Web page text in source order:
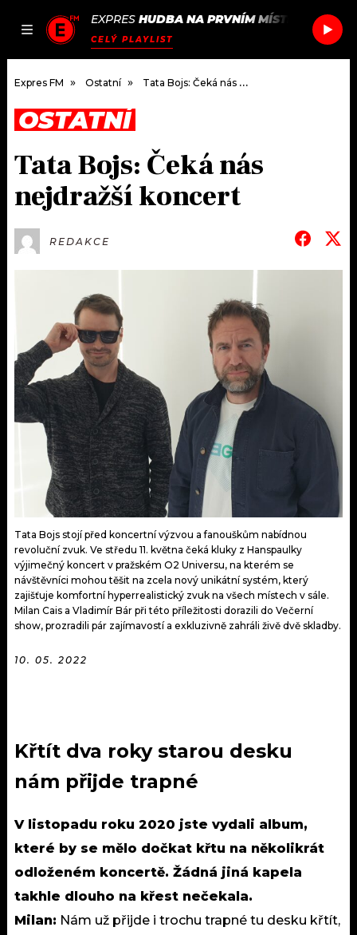
JAK
SEZNAM.CZ
EXPRES HUDBA NA PRVNÍM MÍSTĚ 7 KRAT 3
CELÝ PLAYLIST
DOMŮ
ČLÁNKY
AKTUÁLNĚ
HUDBA
#NEBUDUDOMA
KALENDÁŘ
KVÍZY
TRENDY
KULTURA
MIX
OSTATNÍ
PODCASTY
JAK NALADIT
APLIKACE
PROGRAM
PLAYLIST
JAK NALADIT
SOUTĚŽE
Expres FM Ostatní Tata Bojs: Čeká nás nejdražší koncert
OSTATNÍ
Tata Bojs: Čeká nás
nejdražší koncert
REDAKCE
Tata Bojs stojí před koncertní výzvou a fanouškům nabídnou
revoluční zvuk. Ve středu 11. května čeká kluky z Hanspaulky
výjimečný koncert v pražském O2 Universu, na kterém se
návštěvníci mohou těšit na zcela nový unikátní systém, který
zajišťuje komfortní hyperrealistický zvuk na všech místech v sále.
Milan Cais a Vladimír Bár při této příležitosti dorazili do Večerní
show, prozradili pár zajímavostí a exkluzivně zahráli živě dvě skladby.
10. 05. 2022
Křtít dva roky starou desku
nám přijde trapné
V listopadu roku 2020 jste vydali album,
které by se mělo dočkat křtu na několikrát
odloženém koncertě. Žádná jiná kapela
takhle dlouho na křest nečekala.
Milan: Nám už přijde i trochu trapné tu desku křtít,